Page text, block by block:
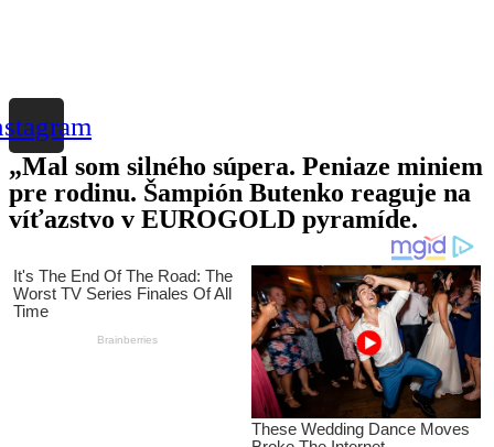
„Mal som silného súpera. Peniaze miniem
pre rodinu. Šampión Butenko reaguje na
víťazstvo v EUROGOLD pyramíde.